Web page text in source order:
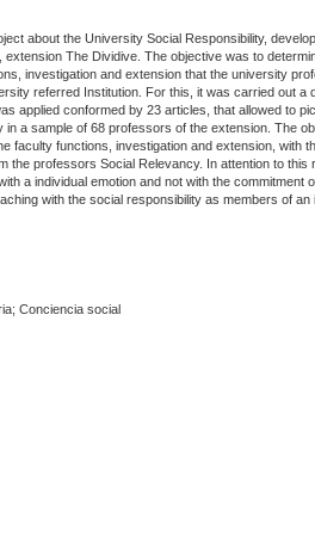
about the University Social Responsibility,
The Dividive. The objective was to
investigation and extension that the university
referred Institution. For this, it was carried out a
applied conformed by 23 articles, that allowed to
a sample of 68 professors of the extension. The
faculty functions, investigation and extension, with
the professors Social Relevancy. In attention to this
a individual emotion and not with the commitment
with the social responsibility as members of an
Conciencia social